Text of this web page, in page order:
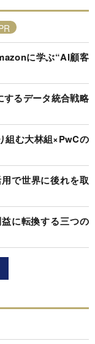
に学ぶ“AI顧客
するデータ統合戦略
組む大林組×PwCの
で世界に後れを取
に転換する三つの